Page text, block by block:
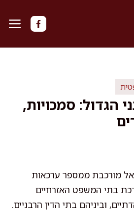
הגדול: סמכויות,
מורכבת ממספר ערכאות
בתי המשפט האזרחיים
וביניהם בתי הדין הרבניים.